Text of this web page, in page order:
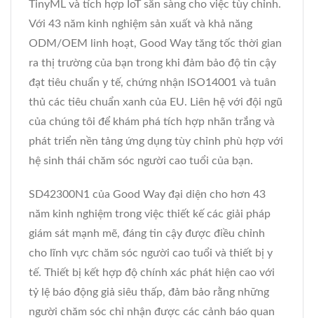
TinyML và tích hợp IoT sẵn sàng cho việc tùy chỉnh.
Với 43 năm kinh nghiệm sản xuất và khả năng
ODM/OEM linh hoạt, Good Way tăng tốc thời gian
ra thị trường của bạn trong khi đảm bảo độ tin cậy
đạt tiêu chuẩn y tế, chứng nhận ISO14001 và tuân
thủ các tiêu chuẩn xanh của EU. Liên hệ với đội ngũ
của chúng tôi để khám phá tích hợp nhãn trắng và
phát triển nền tảng ứng dụng tùy chỉnh phù hợp với
hệ sinh thái chăm sóc người cao tuổi của bạn.
SD42300N1 của Good Way đại diện cho hơn 43
năm kinh nghiệm trong việc thiết kế các giải pháp
giám sát mạnh mẽ, đáng tin cậy được điều chỉnh
cho lĩnh vực chăm sóc người cao tuổi và thiết bị y
tế. Thiết bị kết hợp độ chính xác phát hiện cao với
tỷ lệ báo động giả siêu thấp, đảm bảo rằng những
người chăm sóc chỉ nhận được các cảnh báo quan